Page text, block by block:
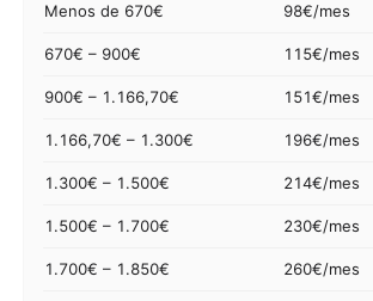
Menos de 670€ 98€/mes
670€ – 900€ 115€/mes
900€ – 1.166,70€ 151€/mes
1.166,70€ – 1.300€ 196€/mes
1.300€ – 1.500€ 214€/mes
1.500€ – 1.700€ 230€/mes
1.700€ – 1.850€ 260€/mes